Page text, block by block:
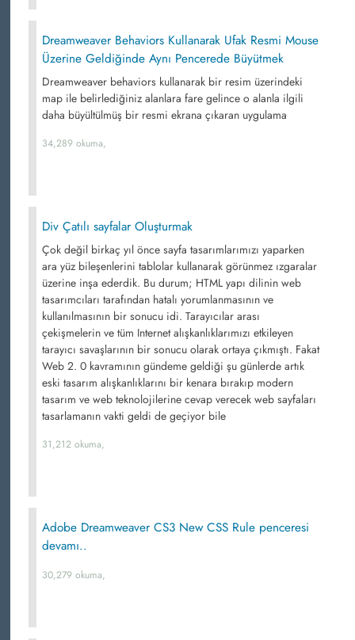
Dreamweaver Behaviors Kullanarak Ufak Resmi Mouse
Üzerine Geldiğinde Aynı Pencerede Büyütmek
Dreamweaver behaviors kullanarak bir resim üzerindeki
map ile belirlediğiniz alanlara fare gelince o alanla ilgili
daha büyültülmüş bir resmi ekrana çıkaran uygulama
34,289 okuma,
Div Çatılı sayfalar Oluşturmak
Çok değil birkaç yıl önce sayfa tasarımlarımızı yaparken
ara yüz bileşenlerini tablolar kullanarak görünmez ızgaralar
üzerine inşa ederdik. Bu durum; HTML yapı dilinin web
tasarımcıları tarafından hatalı yorumlanmasının ve
kullanılmasının bir sonucu idi. Tarayıcılar arası
çekişmelerin ve tüm Internet alışkanlıklarımızı etkileyen
tarayıcı savaşlarının bir sonucu olarak ortaya çıkmıştı. Fakat
Web 2. 0 kavramının gündeme geldiği şu günlerde artık
eski tasarım alışkanlıklarını bir kenara bırakıp modern
tasarım ve web teknolojilerine cevap verecek web sayfaları
tasarlamanın vakti geldi de geçiyor bile
31,212 okuma,
Adobe Dreamweaver CS3 New CSS Rule penceresi
devamı..
30,279 okuma,